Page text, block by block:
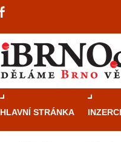
HLAVNÍ STRÁNKA